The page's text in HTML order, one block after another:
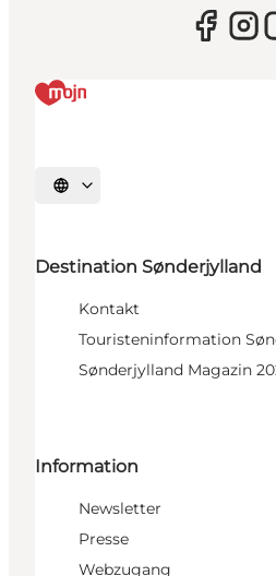
Sprache auswählen
Destination Sønderjylland
Kontakt
Touristeninformation
Sønderjylland Magazin
Information
Newsletter
Presse
Webzugang